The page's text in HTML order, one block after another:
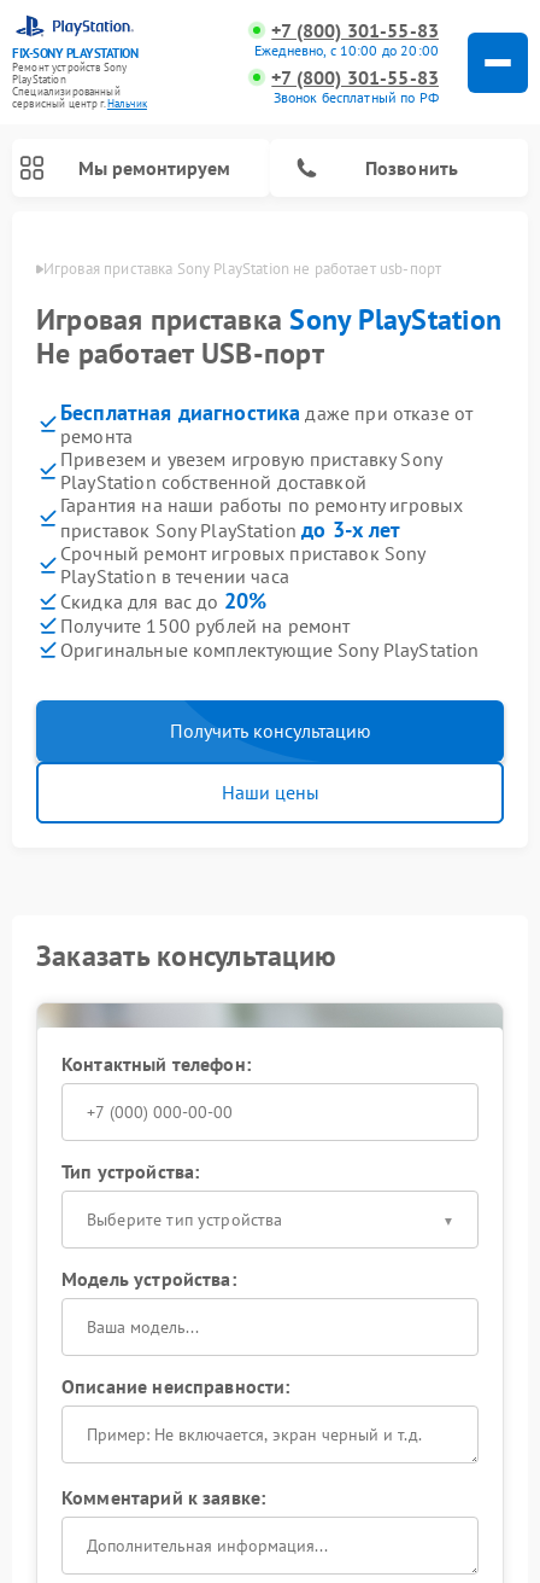
FIX-SONY PLAYSTATION
Ремонт устройств Sony
PlayStation
Специализированный
cервисный центр г.Нальчик
+7 (800) 301-55-83
Ежедневно, с 10:00 до 20:00
+7 (800) 301-55-83
Звонок бесплатный по РФ
Мы ремонтируем Позвонить
Игровая приставка Sony PlayStation не работает usb-порт
Игровая приставкаSony PlayStation
Не работает USB-порт
Бесплатная диагностика даже при отказе от
ремонта
Привезем и увезем игровую приставку Sony
PlayStation собственной доставкой
Гарантия на наши работы по ремонту игровых
приставок Sony PlayStationдо 3-х лет
Срочный ремонт игровых приставок Sony
PlayStation в течении часа
Скидка для вас до 20%
Получите 1500 рублей на ремонт
Оригинальные комплектующие Sony PlayStation
Получить консультацию
Наши цены
Заказать консультацию
Контактный телефон:
Тип устройства:
Выберите тип устройства
Модель устройства:
Описание неисправности:
Комментарий к заявке: